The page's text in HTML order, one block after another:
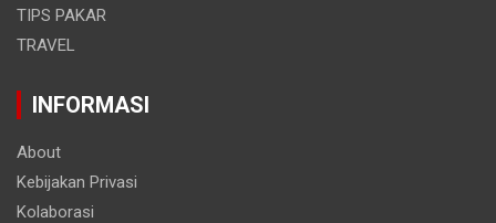
TIPS PAKAR
TRAVEL
INFORMASI
About
Kebijakan Privasi
Kolaborasi